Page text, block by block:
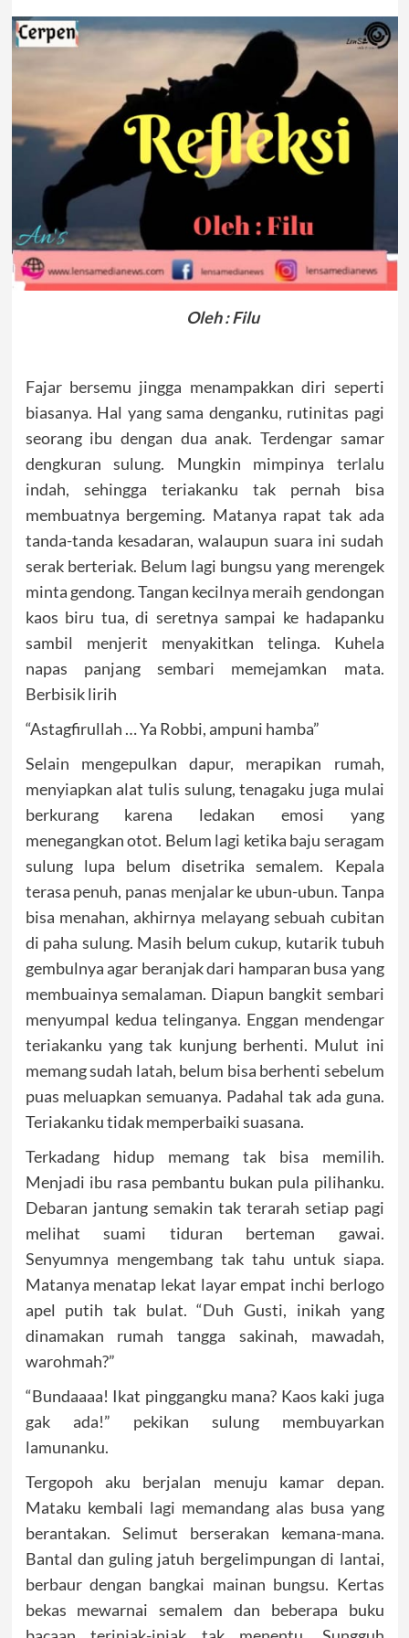
Oleh : Filu
Fajar bersemu jingga menampakkan diri seperti
biasanya. Hal yang sama denganku, rutinitas pagi
seorang ibu dengan dua anak. Terdengar samar
dengkuran sulung. Mungkin mimpinya terlalu
indah, sehingga teriakanku tak pernah bisa
membuatnya bergeming. Matanya rapat tak ada
tanda-tanda kesadaran, walaupun suara ini sudah
serak berteriak. Belum lagi bungsu yang merengek
minta gendong. Tangan kecilnya meraih gendongan
kaos biru tua, di seretnya sampai ke hadapanku
sambil menjerit menyakitkan telinga. Kuhela
napas panjang sembari memejamkan mata.
Berbisik lirih
“Astagfirullah … Ya Robbi, ampuni hamba”
Selain mengepulkan dapur, merapikan rumah,
menyiapkan alat tulis sulung, tenagaku juga mulai
berkurang karena ledakan emosi yang
menegangkan otot. Belum lagi ketika baju seragam
sulung lupa belum disetrika semalem. Kepala
terasa penuh, panas menjalar ke ubun-ubun. Tanpa
bisa menahan, akhirnya melayang sebuah cubitan
di paha sulung. Masih belum cukup, kutarik tubuh
gembulnya agar beranjak dari hamparan busa yang
membuainya semalaman. Diapun bangkit sembari
menyumpal kedua telinganya. Enggan mendengar
teriakanku yang tak kunjung berhenti. Mulut ini
memang sudah latah, belum bisa berhenti sebelum
puas meluapkan semuanya. Padahal tak ada guna.
Teriakanku tidak memperbaiki suasana.
Terkadang hidup memang tak bisa memilih.
Menjadi ibu rasa pembantu bukan pula pilihanku.
Debaran jantung semakin tak terarah setiap pagi
melihat suami tiduran berteman gawai.
Senyumnya mengembang tak tahu untuk siapa.
Matanya menatap lekat layar empat inchi berlogo
apel putih tak bulat. “Duh Gusti, inikah yang
dinamakan rumah tangga sakinah, mawadah,
warohmah?”
“Bundaaaa! Ikat pinggangku mana? Kaos kaki juga
gak ada!” pekikan sulung membuyarkan
lamunanku.
Tergopoh aku berjalan menuju kamar depan.
Mataku kembali lagi memandang alas busa yang
berantakan. Selimut berserakan kemana-mana.
Bantal dan guling jatuh bergelimpungan di lantai,
berbaur dengan bangkai mainan bungsu. Kertas
bekas mewarnai semalem dan beberapa buku